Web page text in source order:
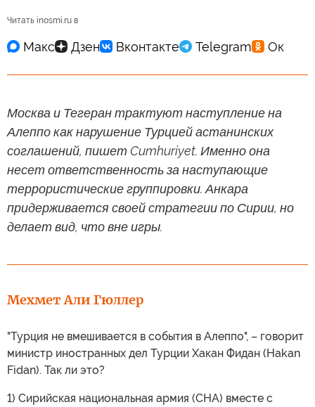
Читать inosmi.ru в
Москва и Тегеран трактуют наступление на
Алеппо как нарушение Турцией астанинских
соглашений, пишет Cumhuriyet. Именно она
несет ответственность за наступающие
террористические группировки. Анкара
придерживается своей стратегии по Сирии, но
делает вид, что вне игры.
Мехмет Али Гюллер
"Турция не вмешивается в события в Алеппо", – говорит
министр иностранных дел Турции Хакан Фидан (Hakan
Fidan). Так ли это?
1) Сирийская национальная армия (СНА) вместе с